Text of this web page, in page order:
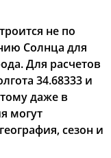
20:06 22:00
20:04 21:57
20:02
не по
Солнца для
Для расчетов
34.68333 и
даже в
могут
сезон и